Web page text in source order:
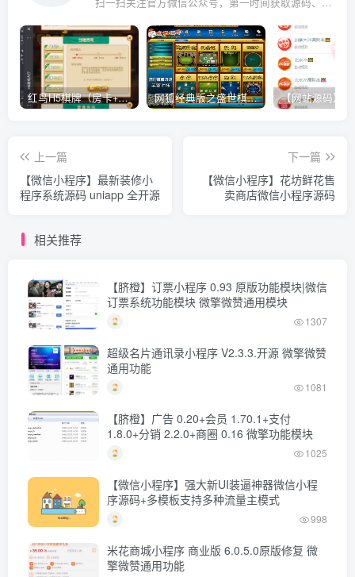
红鸟H5棋牌（房卡+金币）全套双模式游戏源码 网狐经典版之盛世棋牌完整游戏源码（包含文档、架设教程、网站、源代码等）
上一篇
【微信小程序】最新装修小
程序系统源码 uniapp 全开源
下一篇
【微信小程序】花坊鲜花售
卖商店微信小程序源码
相关推荐
【脐橙】订票小程序 0.93 原版功能模块|微信
订票系统功能模块 微擎微赞通用模块
1307
超级名片通讯录小程序 V2.3.3.开源 微擎微赞
通用功能
1081
【脐橙】广告 0.20+会员 1.70.1+支付
1.8.0+分销 2.2.0+商圈 0.16 微擎功能模块
1025
【微信小程序】强大新UI装逼神器微信小程
序源码+多模板支持多种流量主模式
998
米花商城小程序 商业版 6.0.5.0原版修复 微
擎微赞通用功能